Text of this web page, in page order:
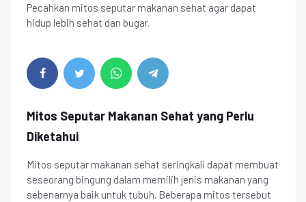
Pecahkan mitos seputar makanan sehat agar dapat
hidup lebih sehat dan bugar.
Mitos Seputar Makanan Sehat yang Perlu
Diketahui
Mitos seputar makanan sehat seringkali dapat membuat
seseorang bingung dalam memilih jenis makanan yang
sebenarnya baik untuk tubuh. Beberapa mitos tersebut